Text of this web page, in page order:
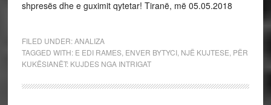
shpresës dhe e guximit qytetar! Tiranë, më 05.05.2018
FILED UNDER:ANALIZA
TAGGED WITH: E EDI RAMES, ENVER BYTYCI, NJË KUJTESE PËR
KUKËSIANËT: KUJDES NGA INTRIGAT